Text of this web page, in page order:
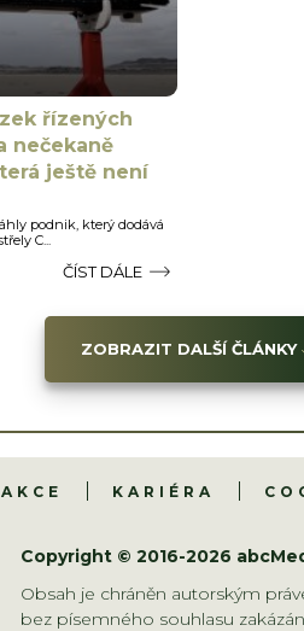
řízených
nečekaně
ještě není
podnik, který dodává
C...
ČÍST DÁLE
ZOBRAZIT DALŠÍ ČLÁNKY
KARIÉRA
Copyright © 2016-2026
Obsah je chráněn autorským
bez písemného souhlasu